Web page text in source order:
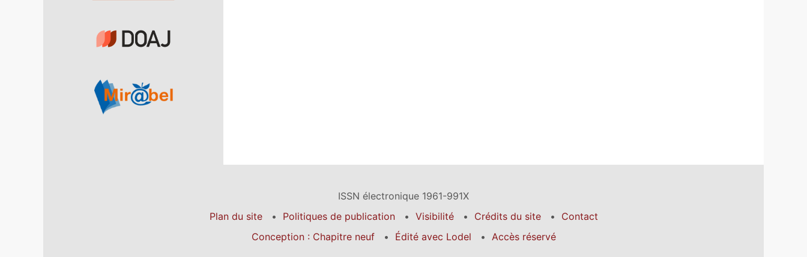
ISSN électronique 1961-991X
Plan du site
Politiques de publication Visibilité Crédits du site
Contact
Conception : Chapitre neuf
Édité avec Lodel Accès réservé